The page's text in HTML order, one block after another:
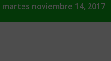
martes noviembre 14, 2017